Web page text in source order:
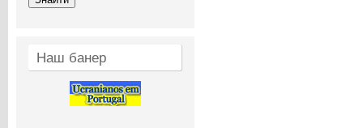
Наш банер